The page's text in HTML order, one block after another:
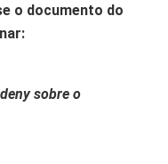
o documento do
sobre o